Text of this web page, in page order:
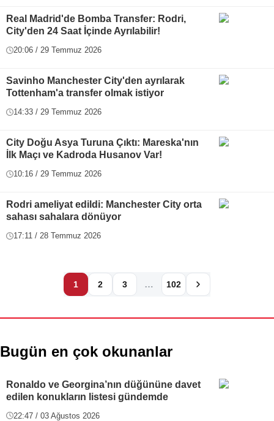
Real Madrid'de Bomba Transfer: Rodri,
City'den 24 Saat İçinde Ayrılabilir!
20:06 / 29 Temmuz 2026
Savinho Manchester City'den ayrılarak
Tottenham'a transfer olmak istiyor
14:33 / 29 Temmuz 2026
City Doğu Asya Turuna Çıktı: Mareska'nın
İlk Maçı ve Kadroda Husanov Var!
10:16 / 29 Temmuz 2026
Rodri ameliyat edildi: Manchester City orta
sahası sahalara dönüyor
17:11 / 28 Temmuz 2026
1 2 3 … 102
Bugün en çok okunanlar
Ronaldo ve Georgina’nın düğününe davet
edilen konukların listesi gündemde
22:47 / 03 Ağustos 2026